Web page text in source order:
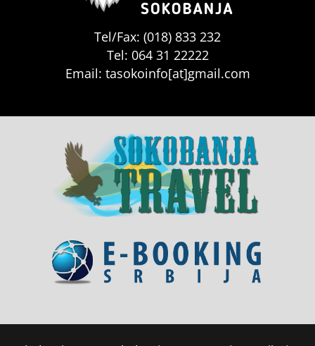
Tel/Fax: (018) 833 232
Tel: 064 31 22222
Email: tasokoinfo[at]gmail.com